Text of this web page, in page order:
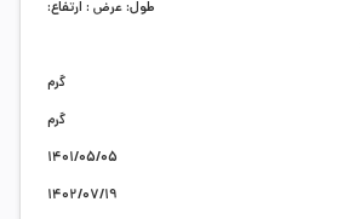
طول: عرض : ارتفاع:
گرم
گرم
1401/05/05
1402/07/19